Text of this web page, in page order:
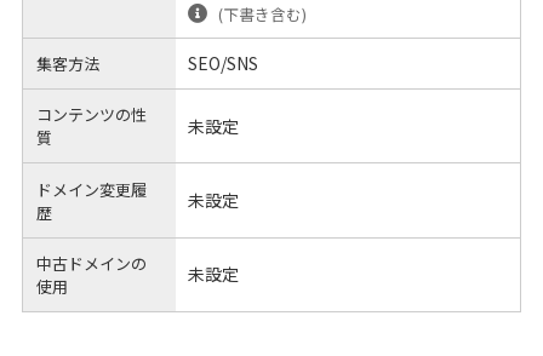
(下書き含む)
集客方法 SEO/SNS
コンテンツの性
質
未設定
ドメイン変更履
歴
未設定
中古ドメインの
使用
未設定